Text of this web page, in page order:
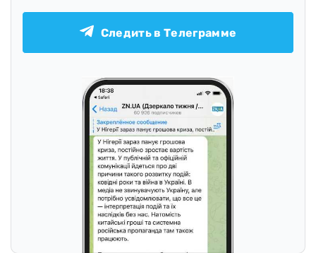
Подписывайтесь на наш канал в Telegram
Следить в Телеграмме